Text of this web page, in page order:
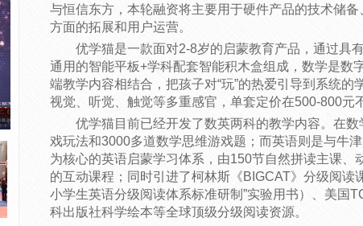
与恒信东方，本轮融资将主要用于硬件产品的技术储
方面的拓展和用户运营。
优学猫是一款面对2-8岁的启蒙教育产品，通过具
通用的智能平板+学科配套智能积木盒组成，数学是数
端教学内容相结合，把孩子对“玩”的热爱引导到系统的
视觉、听觉、触觉等多重感官，单套定价在500-800元
优学猫目前已经开发了数英两科的教学内容。在
戏玩法和3000多道数学思维游戏题；而英语则是与牛
为核心的英语启蒙学习体系，由150节自然拼读主课、
的互动课程；同时引进了柯林斯《BIGCAT》分级阅读
小学生英语分级阅读体系标准研制”实验用书）、美国
科出版社科学绘本等全球顶级分级阅读资源。